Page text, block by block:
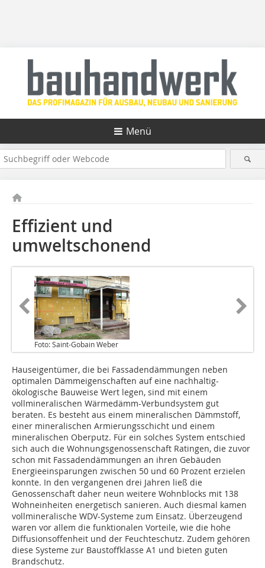
Menü
Effizient und
umweltschonend
Foto: Saint-Gobain Weber
Hauseigentümer, die bei Fassadendämmungen neben
optimalen Dämmeigenschaften auf eine nachhaltig-
ökologische Bauweise Wert legen, sind mit einem
vollmineralischen Wärmedämm-Verbundsystem gut
beraten. Es besteht aus einem mineralischen Dämmstoff,
einer mineralischen Armierungsschicht und einem
mineralischen Oberputz. Für ein solches System entschied
sich auch die Wohnungsgenossenschaft Ratingen, die zuvor
schon mit Fassadendämmungen an ihren Gebäuden
Energieeinsparungen zwischen 50 und 60 Prozent erzielen
konnte. In den vergangenen drei Jahren ließ die
Genossenschaft daher neun weitere Wohnblocks mit 138
Wohneinheiten energetisch sanieren. Auch diesmal kamen
vollmineralische WDV-Systeme zum Einsatz. Überzeugend
waren vor allem die funktionalen Vorteile, wie die hohe
Diffusionsoffenheit und der Feuchteschutz. Zudem gehören
diese Systeme zur Baustoffklasse A1 und bieten guten
Brandschutz.